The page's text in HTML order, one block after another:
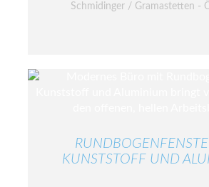
Schmidinger / Gramastetten -
KUNSTSTOFF UND